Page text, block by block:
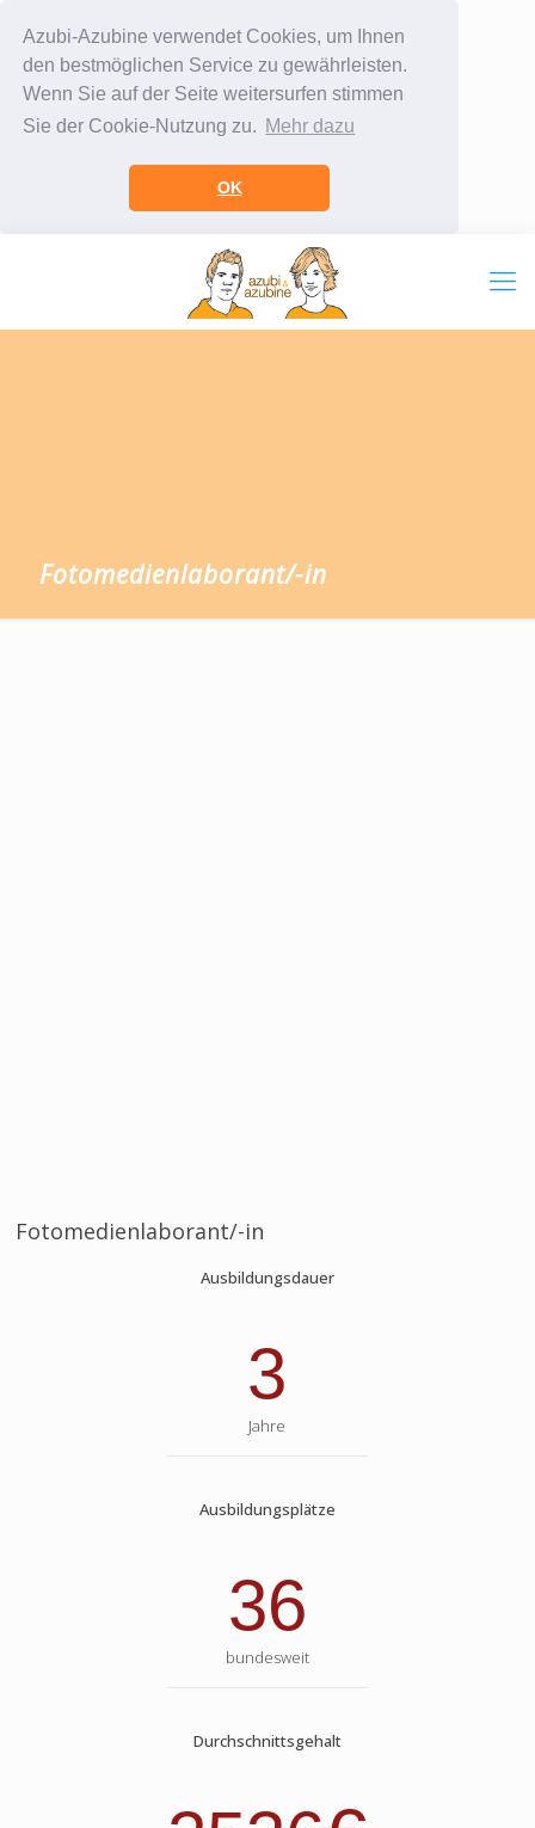
Azubi-Azubine verwendet Cookies, um Ihnen
den bestmöglichen Service zu gewährleisten.
Wenn Sie auf der Seite weitersurfen stimmen
Sie der Cookie-Nutzung zu. Mehr dazu
OK
Fotomedienlaborant/-in
Fotomedienlaborant/-in
Ausbildungsdauer
3
Jahre
Ausbildungsplätze
36
bundesweit
Durchschnittsgehalt